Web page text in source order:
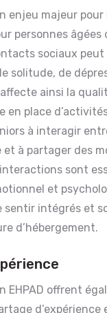
enjeu majeur pour
personnes âgées
sociaux peut
solitude, de
ainsi la
en place
à interagir
et à partager des
sont
et
sentir intégrés et
d’hébergement.
EHPAD offrent
d’expérience